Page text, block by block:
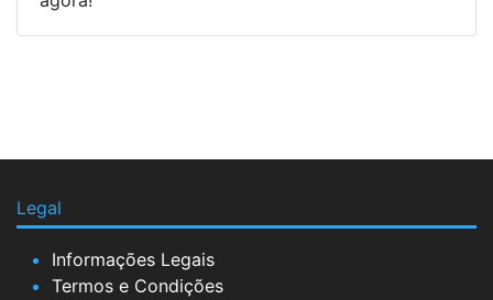
Legal
Informações Legais
Termos e Condições